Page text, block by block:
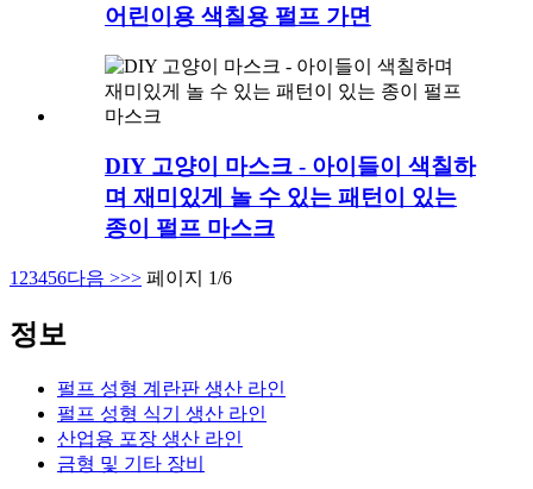
어린이용 색칠용 펄프 가면
DIY 고양이 마스크 - 아이들이 색칠하
며 재미있게 놀 수 있는 패턴이 있는
종이 펄프 마스크
1 23456다음 >>> 페이지 1/6
정보
펄프 성형 계란판 생산 라인
펄프 성형 식기 생산 라인
산업용 포장 생산 라인
금형 및 기타 장비